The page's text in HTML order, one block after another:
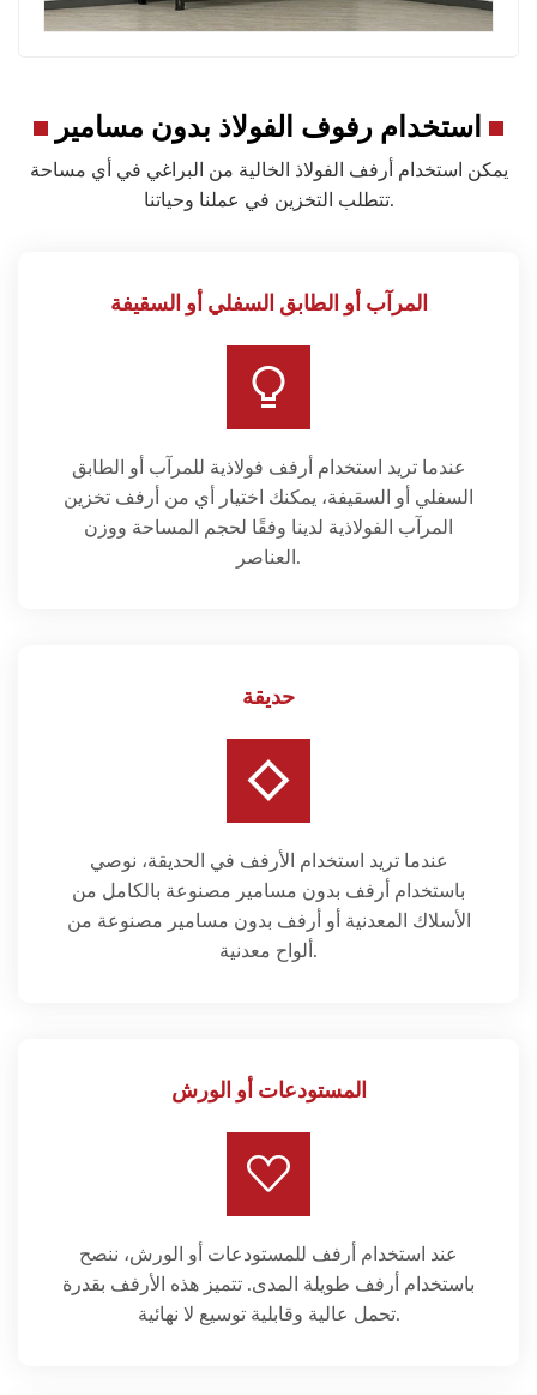
استخدام رفوف الفولاذ بدون مسامير
يمكن استخدام أرفف الفولاذ الخالية من البراغي في أي مساحة
تتطلب التخزين في عملنا وحياتنا.
المرآب أو الطابق السفلي أو السقيفة
عندما تريد استخدام أرفف فولاذية للمرآب أو الطابق
السفلي أو السقيفة، يمكنك اختيار أي من أرفف تخزين
المرآب الفولاذية لدينا وفقًا لحجم المساحة ووزن
العناصر.
حديقة
عندما تريد استخدام الأرفف في الحديقة، نوصي
باستخدام أرفف بدون مسامير مصنوعة بالكامل من
الأسلاك المعدنية أو أرفف بدون مسامير مصنوعة من
ألواح معدنية.
المستودعات أو الورش
عند استخدام أرفف للمستودعات أو الورش، ننصح
باستخدام أرفف طويلة المدى. تتميز هذه الأرفف بقدرة
تحمل عالية وقابلية توسيع لا نهائية.